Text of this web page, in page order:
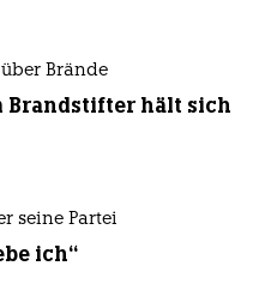
Brände
Brandstifter hält sich
seine Partei
ich“